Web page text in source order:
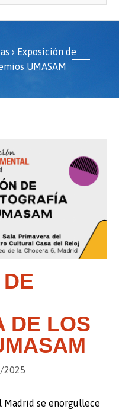
› Exposición de
UMASAM
DE LOS
2025
Madrid se enorgullece